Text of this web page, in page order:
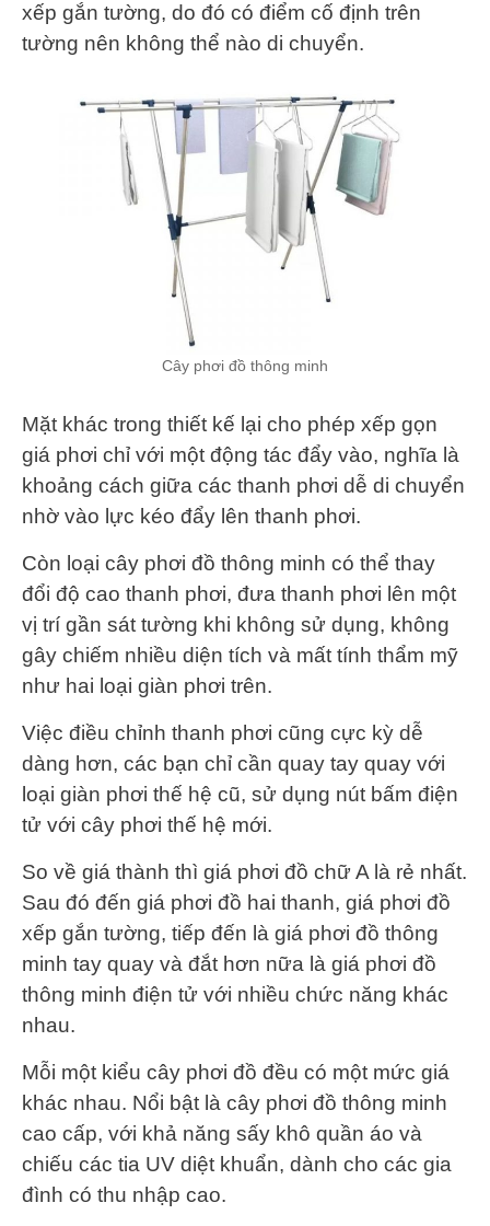
xếp gắn tường, do đó có điểm cố định trên
tường nên không thể nào di chuyển.
Cây phơi đồ thông minh
Mặt khác trong thiết kế lại cho phép xếp gọn
giá phơi chỉ với một động tác đẩy vào, nghĩa là
khoảng cách giữa các thanh phơi dễ di chuyển
nhờ vào lực kéo đẩy lên thanh phơi.
Còn loại cây phơi đồ thông minh có thể thay
đổi độ cao thanh phơi, đưa thanh phơi lên một
vị trí gần sát tường khi không sử dụng, không
gây chiếm nhiều diện tích và mất tính thẩm mỹ
như hai loại giàn phơi trên.
Việc điều chỉnh thanh phơi cũng cực kỳ dễ
dàng hơn, các bạn chỉ cần quay tay quay với
loại giàn phơi thế hệ cũ, sử dụng nút bấm điện
tử với cây phơi thế hệ mới.
So về giá thành thì giá phơi đồ chữ A là rẻ nhất.
Sau đó đến giá phơi đồ hai thanh, giá phơi đồ
xếp gắn tường, tiếp đến là giá phơi đồ thông
minh tay quay và đắt hơn nữa là giá phơi đồ
thông minh điện tử với nhiều chức năng khác
nhau.
Mỗi một kiểu cây phơi đồ đều có một mức giá
khác nhau. Nổi bật là cây phơi đồ thông minh
cao cấp, với khả năng sấy khô quần áo và
chiếu các tia UV diệt khuẩn, dành cho các gia
đình có thu nhập cao.